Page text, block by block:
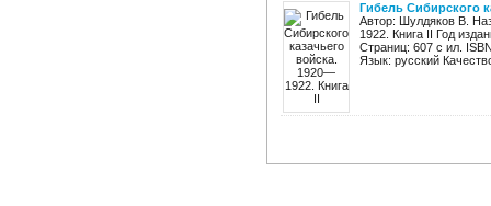
Гибель Сибирского
Автор: Шулдяков В.
1922. Книга II Год
Страниц: 607 с ил.
Язык: русский